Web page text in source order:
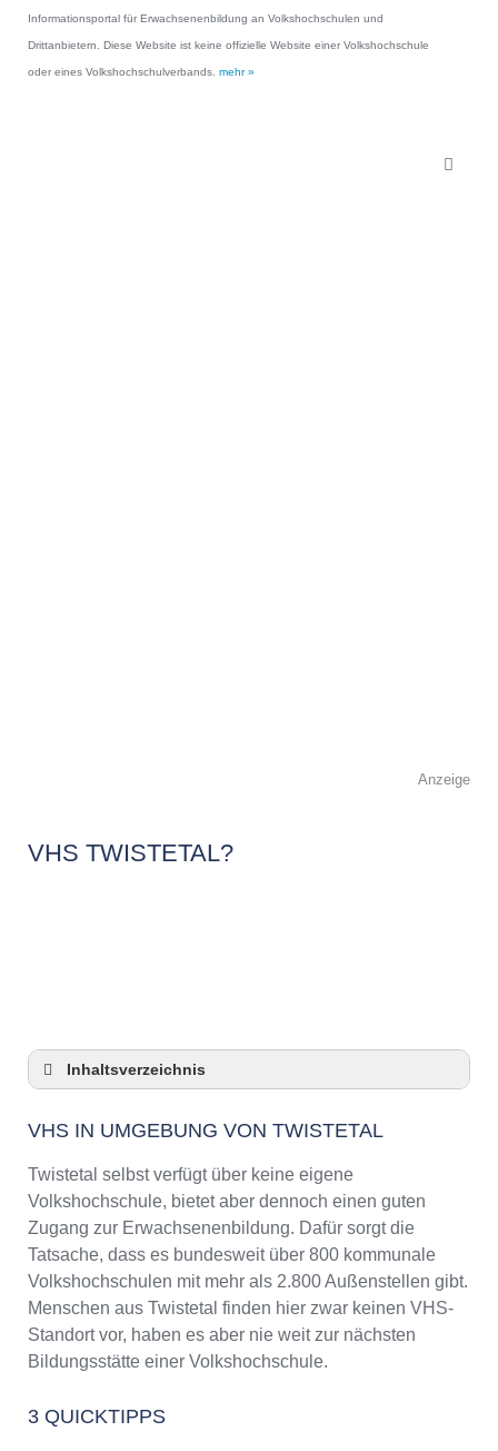
Informationsportal für Erwachsenenbildung an Volkshochschulen und
Drittanbietern. Diese Website ist keine offizielle Website einer Volkshochschule
oder eines Volkshochschulverbands. mehr »
Anzeige
VHS TWISTETAL?
Inhaltsverzeichnis
3 Quicktipps
Checkliste: VHS-Kurse rund um Twistetal
Keine VHS in Twistetal
Online-Kurse: Pro und Contra
Online-Kurse als alternative Angebote zu
VHS-Kursen
Die VHS als Inbegriff der Erwachsenenbildung
Das bundesweite Netzwerk der
Abendschulen rund um Twistetal
VHS IN UMGEBUNG VON TWISTETAL
Twistetal selbst verfügt über keine eigene
Volkshochschule, bietet aber dennoch einen guten
Zugang zur Erwachsenenbildung. Dafür sorgt die
Tatsache, dass es bundesweit über 800 kommunale
Volkshochschulen mit mehr als 2.800 Außenstellen gibt.
Menschen aus Twistetal finden hier zwar keinen VHS-
Standort vor, haben es aber nie weit zur nächsten
Bildungsstätte einer Volkshochschule.
3 QUICKTIPPS